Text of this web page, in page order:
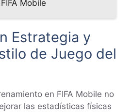
Mobile
Estrategia y
de Juego del
en FIFA Mobile no
las estadísticas físicas